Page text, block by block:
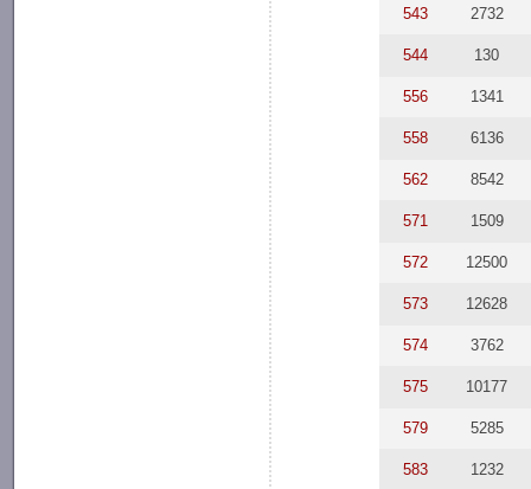
543 2732
544 130
556 1341
558 6136
562 8542
571 1509
572 12500
573 12628
574 3762
575 10177
579 5285
583 1232